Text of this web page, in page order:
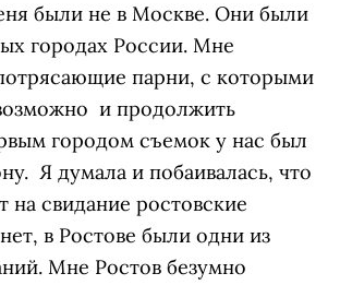
были не в Москве. Они были
городах России. Мне
парни, с которыми
и продолжить
городом съемок у нас был
Я думала и побаивалась, что
на свидание ростовские
в Ростове были одни из
Мне Ростов безумно